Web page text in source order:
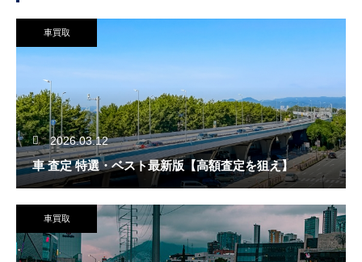
車買取
2026.03.12
車 査定 特選・ベスト最新版【高額査定を狙え】
車買取